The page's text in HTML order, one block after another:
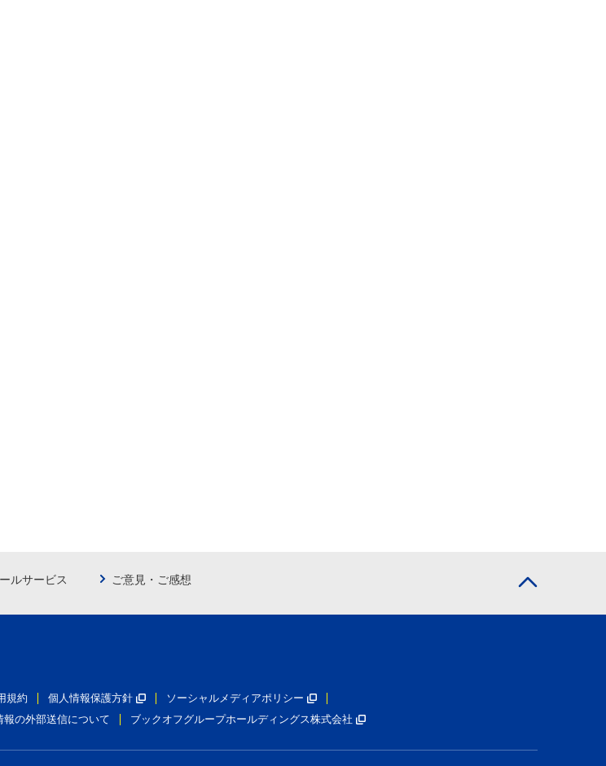
ルサービス ご意見・ご感想
規約 個人情報保護方針
ソーシャルメディアポリシー
報の外部送信について ブックオフグループホールディングス株式会社